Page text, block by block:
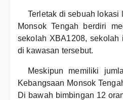
Terletak di sebuah lokasi
Monsok Tengah berdiri
sekolah XBA1208, sekolah
di kawasan tersebut.
Meskipun memiliki
Kebangsaan Monsok
Di bawah bimbingan 12